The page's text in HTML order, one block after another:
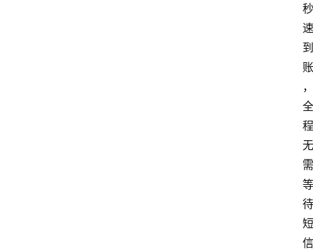
秒
速
到
账
，
全
程
无
需
等
待
短
信